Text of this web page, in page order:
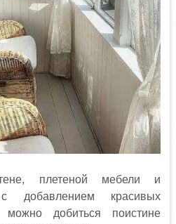
плетеной мебели и
добавлением красивых
можно добиться поистине